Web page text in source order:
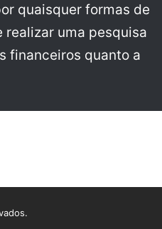
quaisquer formas de
uma pesquisa
financeiros quanto a